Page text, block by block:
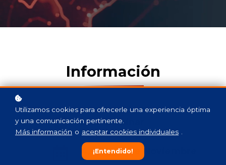
Información
Live Webinar
4, 5, 6 y 7 de Noviembre
Utilizamos cookies para ofrecerle una experiencia óptima
y una comunicación pertinente.
Más información o aceptar cookies individuales
¡Entendido!